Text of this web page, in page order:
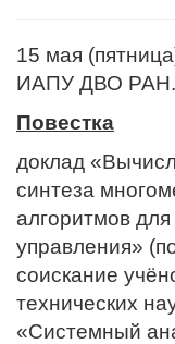
15 мая
ИАПУ ДВО РАН.
Повестка
доклад
синтеза
алгоритмов
управления»
соискание
технических
«Системный